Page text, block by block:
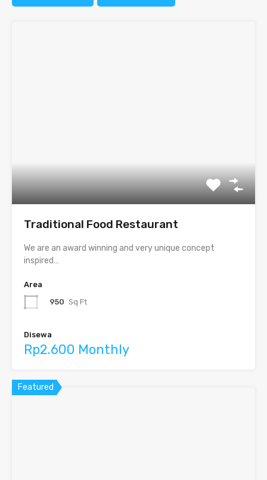
Traditional Food Restaurant
We are an award winning and very unique concept
inspired…
Area
950 Sq Ft
Disewa
Rp2.600 Monthly
Featured